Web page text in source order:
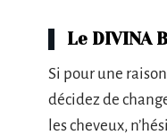
Le DIVINA
Si pour une
décidez de
les cheveux,